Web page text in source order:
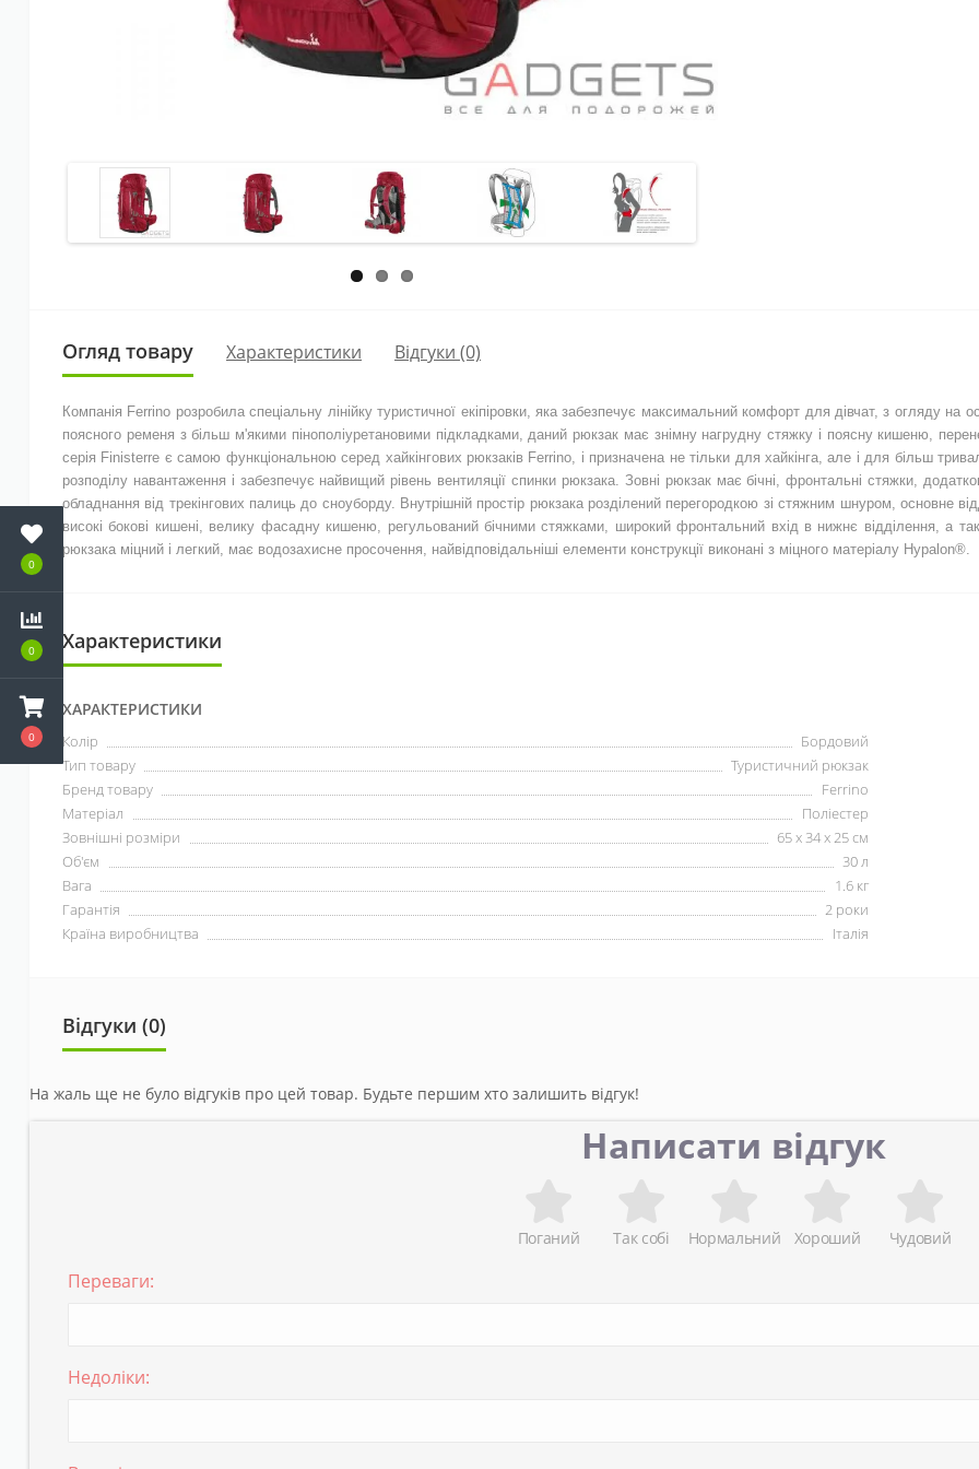
0
0
0
Огляд товару Характеристики Відгуки (0)
Компанія Ferrino розробила спеціальну лінійку туристичної екіпіровки, яка забезпечує максимальний комфорт для дівчат, з огляду на
поясного ременя з більш м'якими пінополіуретановими підкладками, даний рюкзак має знімну нагрудну стяжку і поясну кишеню,
серія Finisterre є самою функціональною серед хайкінгових рюкзаків Ferrino, і призначена не тільки для хайкінга, але і для більш
розподілу навантаження і забезпечує найвищий рівень вентиляції спинки рюкзака. Зовні рюкзак має бічні, фронтальні стяжки,
обладнання від трекінгових палиць до сноуборду. Внутрішній простір рюкзака розділений перегородкою зі стяжним шнуром, основне
високі бокові кишені, велику фасадну кишеню, регульований бічними стяжками, широкий фронтальний вхід в нижнє відділення, а
рюкзака міцний і легкий, має водозахисне просочення, найвідповідальніші елементи конструкції виконані з міцного матеріалу Hypalon®.
Характеристики
ХАРАКТЕРИСТИКИ
Колір
Бордовий
Тип товару
Туристичний рюкзак
Бренд товару
Ferrino
Матеріал
Поліестер
Зовнішні розміри
65 х 34 х 25 см
Об'єм
30 л
Вага
1.6 кг
Гарантія
2 роки
Країна виробництва
Італія
Відгуки (0)
На жаль ще не було відгуків про цей товар. Будьте першим хто залишить відгук!
Написати відгук
Поганий Так собі Нормальний Хороший Чудовий
Переваги:
Недоліки: